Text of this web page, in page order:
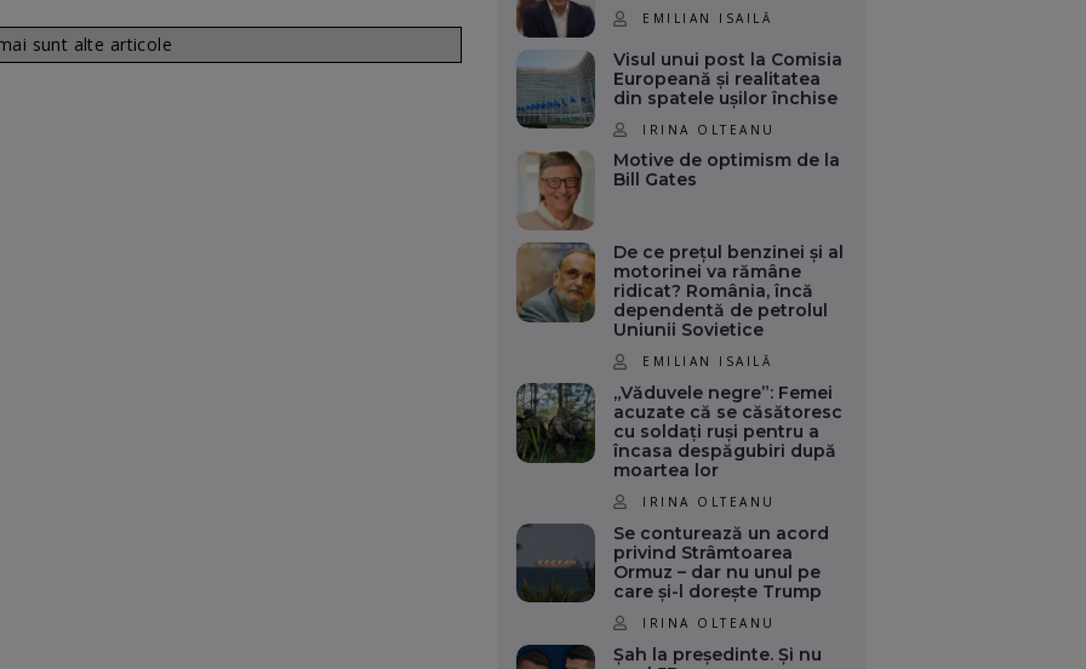
sunt alte articole
EMILIAN ISAILĂ
Visul unui post la Comisia
Europeană și realitatea
din spatele ușilor închise
IRINA OLTEANU
Motive de optimism de la
Bill Gates
De ce prețul benzinei și al
motorinei va rămâne
ridicat? România, încă
dependentă de petrolul
Uniunii Sovietice
EMILIAN ISAILĂ
„Văduvele negre”: Femei
acuzate că se căsătoresc
cu soldați ruși pentru a
încasa despăgubiri după
moartea lor
IRINA OLTEANU
Se conturează un acord
privind Strâmtoarea
Ormuz – dar nu unul pe
care și-l dorește Trump
IRINA OLTEANU
Șah la președinte. Și nu